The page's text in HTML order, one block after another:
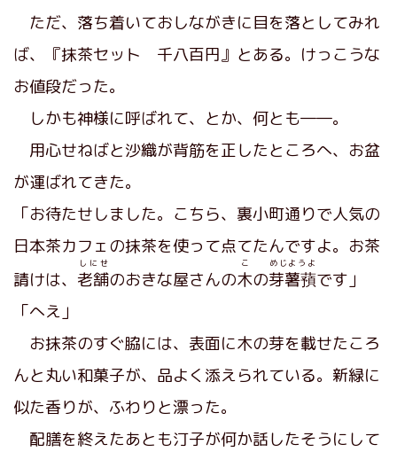
ただ、落ち着いておしながきに目を落としてみれ
ば、『抹茶セット 千八百円』とある。けっこうな
お値段だった。
しかも神様に呼ばれて、とか、何とも――。
用心せねばと沙織が背筋を正したところへ、お盆
が運ばれてきた。
「お待たせしました。こちら、裏小町通りで人気の
日本茶カフェの抹茶を使って点てたんですよ。お茶
請けは、 老舗
しにせ
のおきな屋さんの木
こ
の芽薯蕷
めじようよ
です」
「へえ」
お抹茶のすぐ脇には、表面に木の芽を載せたころ
んと丸い和菓子が、品よく添えられている。新緑に
似た香りが、ふわりと漂った。
配膳を終えたあとも汀子が何か話したそうにして